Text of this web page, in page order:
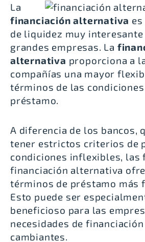
La
financiación alternativa
de liquidez muy interesante
grandes empresas. La
alternativa proporciona a
compañías una mayor
términos de las
préstamo.
A diferencia de los bancos,
tener estrictos criterios de
condiciones inflexibles, las
financiación alternativa
términos de préstamo más
Esto puede ser
beneficioso para las
necesidades de
cambiantes.